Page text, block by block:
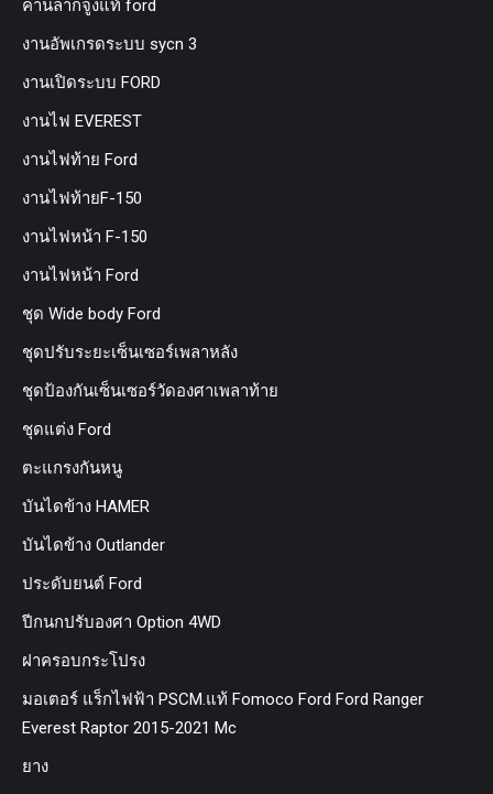
คานลากจูงแท้ ford
งานอัพเกรดระบบ sycn 3
งานเปิดระบบ FORD
งานไฟ EVEREST
งานไฟท้าย Ford
งานไฟท้ายF-150
งานไฟหน้า F-150
งานไฟหน้า Ford
ชุด Wide body Ford
ชุดปรับระยะเซ็นเซอร์เพลาหลัง
ชุดป้องกันเซ็นเซอร์วัดองศาเพลาท้าย
ชุดแต่ง Ford
ตะแกรงกันหนู
บันไดข้าง HAMER
บันไดข้าง Outlander
ประดับยนต์ Ford
ปีกนกปรับองศา Option 4WD
ฝาครอบกระโปรง
มอเตอร์ แร็กไฟฟ้า PSCM.แท้ Fomoco Ford Ford Ranger
Everest Raptor 2015-2021 Mc
ยาง